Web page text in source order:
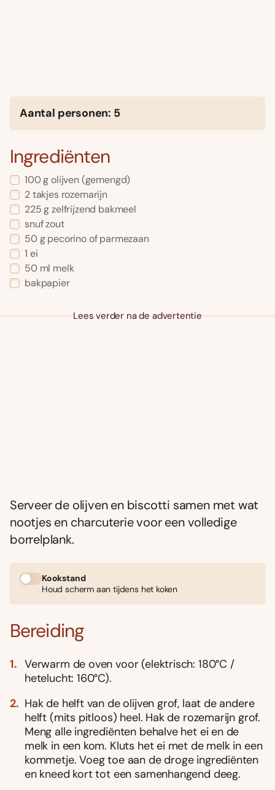
Aantal personen: 5
Ingrediënten
100 g olijven (gemengd)
2 takjes rozemarijn
225 g zelfrijzend bakmeel
snuf zout
50 g pecorino of parmezaan
1 ei
50 ml melk
bakpapier
Lees verder na de advertentie
Serveer de olijven en biscotti samen met wat
nootjes en charcuterie voor een volledige
borrelplank.
Kookstand
Houd scherm aan tijdens het koken
Bereiding
Verwarm de oven voor (elektrisch: 180°C /
hetelucht: 160°C).
Hak de helft van de olijven grof, laat de andere
helft (mits pitloos) heel. Hak de rozemarijn grof.
Meng alle ingrediënten behalve het ei en de
melk in een kom. Kluts het ei met de melk in een
kommetje. Voeg toe aan de droge ingrediënten
en kneed kort tot een samenhangend deeg.